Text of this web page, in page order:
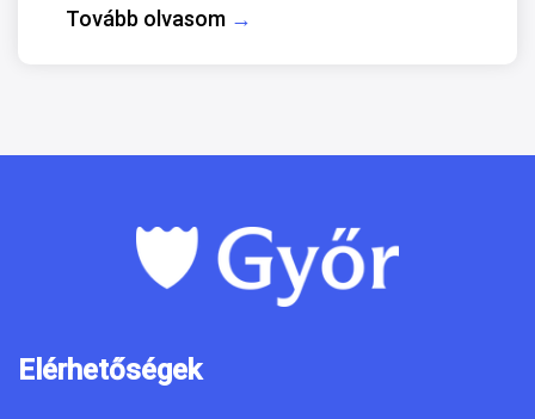
Tovább olvasom →
Elérhetőségek